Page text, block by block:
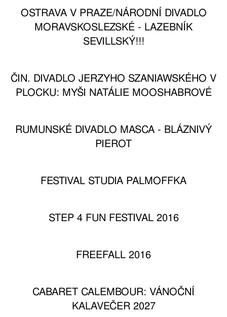
OSTRAVA V PRAZE/NÁRODNÍ DIVADLO
MORAVSKOSLEZSKÉ - LAZEBNÍK
SEVILLSKÝ!!!
ČIN. DIVADLO JERZYHO SZANIAWSKÉHO V
PLOCKU: MYŠI NATÁLIE MOOSHABROVÉ
RUMUNSKÉ DIVADLO MASCA - BLÁZNIVÝ
PIEROT
FESTIVAL STUDIA PALMOFFKA
STEP 4 FUN FESTIVAL 2016
FREEFALL 2016
CABARET CALEMBOUR: VÁNOČNÍ
KALAVEČER 2027